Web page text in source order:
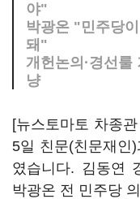
야"
박광온 "민주당
돼"
개헌논의·경선룰
냥
[뉴스토마토 차종
5일 친문(친문재인
였습니다. 김동연
박광온 전 민주당